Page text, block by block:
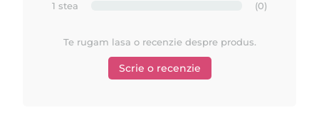
1 stea
(0)
Te rugam lasa o recenzie despre produs.
Scrie o recenzie